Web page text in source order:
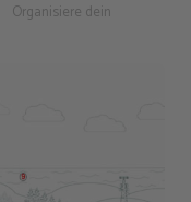
Organisiere dein